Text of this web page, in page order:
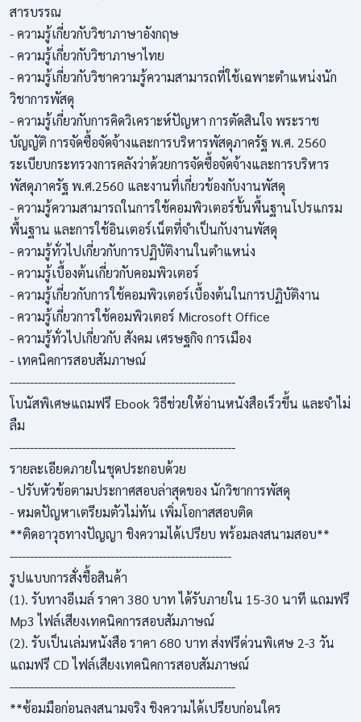
สารบรรณ
- ความรู้เกี่ยวกับวิชาภาษาอังกฤษ
- ความรู้เกี่ยวกับวิชาภาษาไทย
- ความรู้เกี่ยวกับวิชาความรู้ความสามารถที่ใช้เฉพาะตำแหน่งนัก
วิชาการพัสดุ
- ความรู้เกี่ยวกับการคิดวิเคราะห์ปัญหา การตัดสินใจ พระราช
บัญญัติ การจัดซื้อจัดจ้างและการบริหารพัสดุภาครัฐ พ.ศ. 2560
ระเบียบกระทรวงการคลังว่าด้วยการจัดซื้อจัดจ้างและการบริหาร
พัสดุภาครัฐ พ.ศ.2560 และงานที่เกี่ยวข้องกับงานพัสดุ
- ความรู้ความสามารถในการใช้คอมพิวเตอร์ขั้นพื้นฐานโปรแกรม
พื้นฐาน และการใช้อินเตอร์เน็ตที่จำเป็นกับงานพัสดุ
- ความรู้ทั่วไปเกี่ยวกับการปฏิบัติงานในตำแหน่ง
- ความรู้เบื้องต้นเกี่ยวกับคอมพิวเตอร์
- ความรู้เกี่ยวกับการใช้คอมพิวเตอร์เบื้องต้นในการปฏิบัติงาน
- ความรู้เกี่ยวการใช้คอมพิวเตอร์ Microsoft Office
- ความรู้ทั่วไปเกี่ยวกับ สังคม เศรษฐกิจ การเมือง
- เทคนิคการสอบสัมภาษณ์
--------------------------------------------------------
โบนัสพิเศษแถมฟรี Ebook วิธีช่วยให้อ่านหนังสือเร็วขึ้น และจำไม่
ลืม
--------------------------------------------------------
รายละเอียดภายในชุดประกอบด้วย
- ปรับหัวข้อตามประกาศสอบล่าสุดของ นักวิชาการพัสดุ
- หมดปัญหาเตรียมตัวไม่ทัน เพิ่มโอกาสสอบติด
**ติดอาวุธทางปัญญา ชิงความได้เปรียบ พร้อมลงสนามสอบ**
-------------------------------------------------------
รูปแบบการสั่งชื้อสินค้า
(1). รับทางอีเมล์ ราคา 380 บาท ได้รับภายใน 15-30 นาที แถมฟรี
Mp3 ไฟล์เสียงเทคนิคการสอบสัมภาษณ์
(2). รับเป็นเล่มหนังสือ ราคา 680 บาท ส่งฟรีด่วนพิเศษ 2-3 วัน
แถมฟรี CD ไฟล์เสียงเทคนิคการสอบสัมภาษณ์
--------------------------------------------------------
**ซ้อมมือก่อนลงสนามจริง ชิงความได้เปรียบก่อนใคร